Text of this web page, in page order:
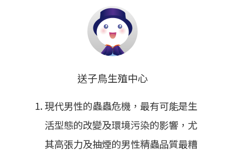
送子鳥生殖中心
現代男性的蟲蟲危機，最有可能是生
活型態的改變及環境污染的影響，尤
其高張力及抽煙的男性精蟲品質最糟